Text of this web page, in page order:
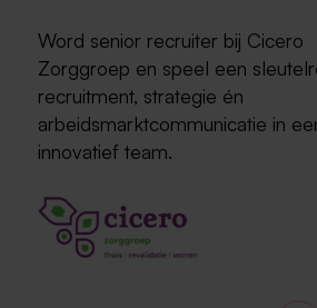
Word senior recruiter bij Cicero
Zorggroep en speel een
recruitment, strategie én
arbeidsmarktcommunicatie in
innovatief team.